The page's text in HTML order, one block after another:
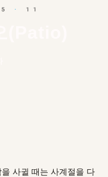
· 11
사귈 때는 사계절을 다